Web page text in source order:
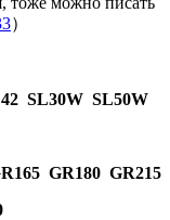
）
SL30W SL50W
GR180 GR215